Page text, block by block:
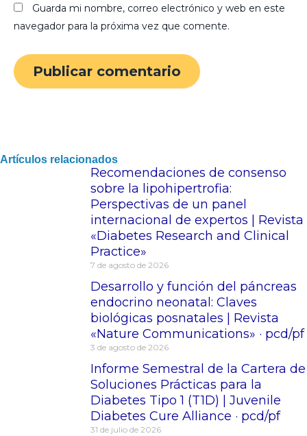
Guarda mi nombre, correo electrónico y web en este
navegador para la próxima vez que comente.
Artículos relacionados
Recomendaciones de consenso
sobre la lipohipertrofia:
Perspectivas de un panel
internacional de expertos | Revista
«Diabetes Research and Clinical
Practice»
7 de agosto de 2026
Desarrollo y función del páncreas
endocrino neonatal: Claves
biológicas posnatales | Revista
«Nature Communications» · pcd/pf
3 de agosto de 2026
Informe Semestral de la Cartera de
Soluciones Prácticas para la
Diabetes Tipo 1 (T1D) | Juvenile
Diabetes Cure Alliance · pcd/pf
31 de julio de 2026